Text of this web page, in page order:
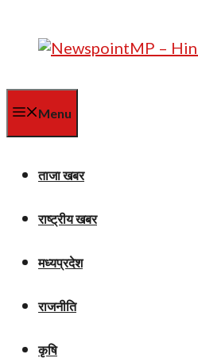
content
Menu
ताजा खबर
राष्ट्रीय खबर
मध्यप्रदेश
राजनीति
कृषि